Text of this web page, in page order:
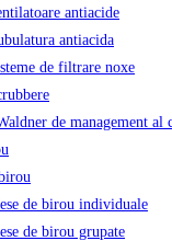
antiacide
antiacida
de filtrare noxe
de management
de birou individuale
de birou grupate